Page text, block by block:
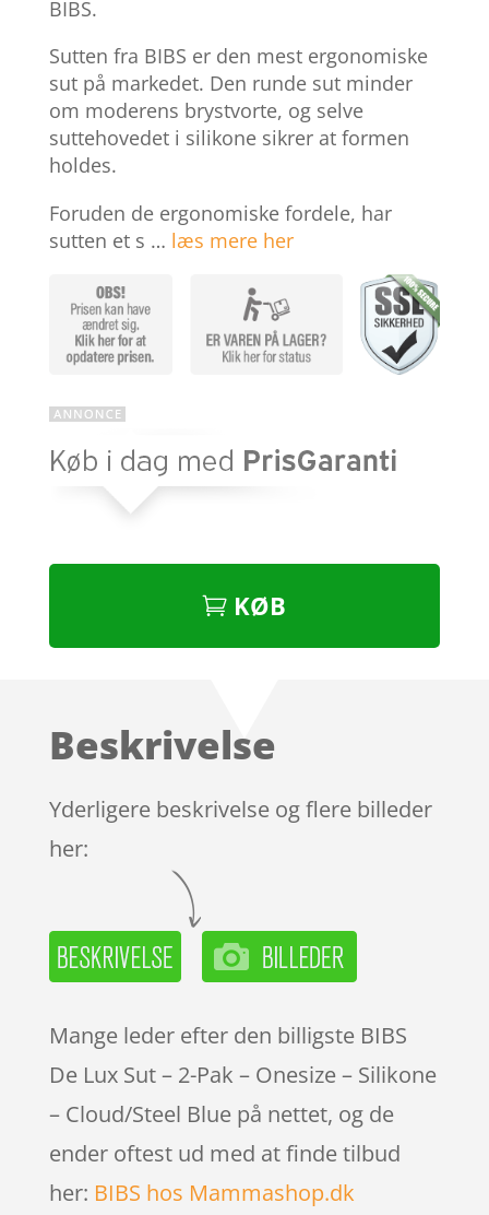
baseret
på
mmelser
BIBS.
Sutten fra BIBS er den mest ergonomiske
sut på markedet. Den runde sut minder
om moderens brystvorte, og selve
suttehovedet i silikone sikrer at formen
holdes.
Foruden de ergonomiske fordele, har
sutten et s … læs mere her
KØB
Beskrivelse
Yderligere beskrivelse og flere billeder
her:
Mange leder efter den billigste BIBS
De Lux Sut – 2-Pak – Onesize – Silikone
– Cloud/Steel Blue på nettet, og de
ender oftest ud med at finde tilbud
her: BIBS hos Mammashop.dk